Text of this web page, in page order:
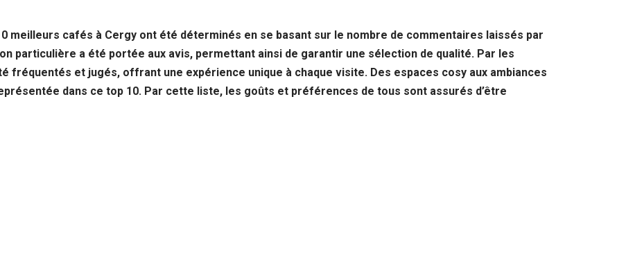
meilleurs cafés à Cergy ont été déterminés en se basant sur le nombre de commentaires laissés par
particulière a été portée aux avis, permettant ainsi de garantir une sélection de qualité. Par les
fréquentés et jugés, offrant une expérience unique à chaque visite. Des espaces cosy aux ambiances
dans ce top 10. Par cette liste, les goûts et préférences de tous sont assurés d’être